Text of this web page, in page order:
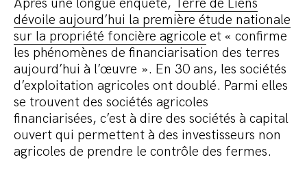
Après une longue enquête, Terre de Liens
dévoile aujourd’hui la première étude nationale
sur la propriété foncière agricole et « confirme
les phénomènes de financiarisation des terres
aujourd’hui à l’œuvre ». En 30 ans, les sociétés
d’exploitation agricoles ont doublé. Parmi elles
se trouvent des sociétés agricoles
financiarisées, c’est à dire des sociétés à capital
ouvert qui permettent à des investisseurs non
agricoles de prendre le contrôle des fermes.